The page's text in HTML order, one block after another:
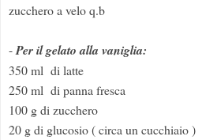
zucchero a velo q.b
-Per il gelato alla vaniglia:
350 ml di latte
250 ml di panna fresca
100 g di zucchero
20 g di glucosio ( circa un cucchiaio )